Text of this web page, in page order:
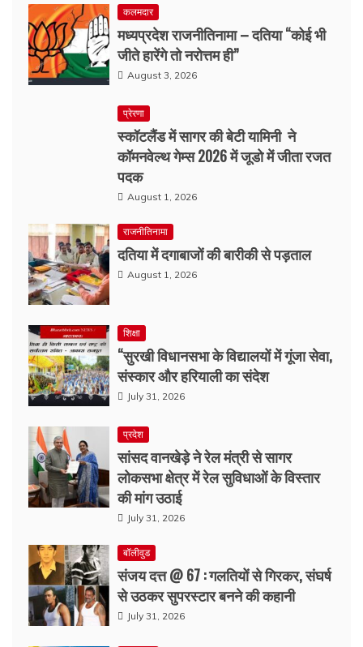
कलमदार
मध्यप्रदेश राजनीतिनामा – दतिया “कोई भी
जीते हारेंगे तो नरोत्तम ही”
August 3, 2026
प्रेरणा
स्कॉटलैंड में सागर की बेटी यामिनी ने
कॉमनवेल्थ गेम्स 2026 में जूडो में जीता रजत
पदक
August 1, 2026
राजनीतिनामा
दतिया में दगाबाजों की बारीकी से पड़ताल
August 1, 2026
शिक्षा
“सुरखी विधानसभा के विद्यालयों में गूंजा सेवा,
संस्कार और हरियाली का संदेश
July 31, 2026
प्रदेश
सांसद वानखेड़े ने रेल मंत्री से सागर
लोकसभा क्षेत्र में रेल सुविधाओं के विस्तार
की मांग उठाई
July 31, 2026
बॉलीवुड
संजय दत्त @ 67 : गलतियों से गिरकर, संघर्ष
से उठकर सुपरस्टार बनने की कहानी
July 31, 2026